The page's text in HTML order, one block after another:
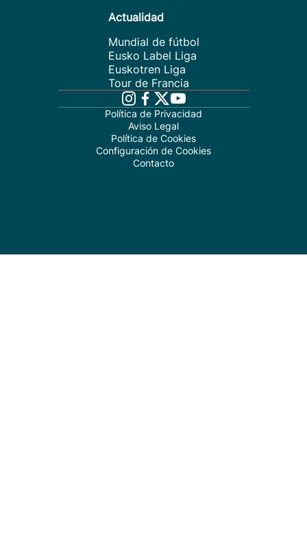
Actualidad
Mundial de fútbol
Eusko Label Liga
Euskotren Liga
Tour de Francia
Política de Privacidad
Aviso Legal
Política de Cookies
Configuración de Cookies
Contacto